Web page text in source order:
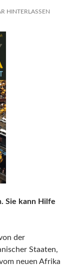
HINTERLASSEN
Sie kann Hilfe
der
Staaten,
neuen Afrika